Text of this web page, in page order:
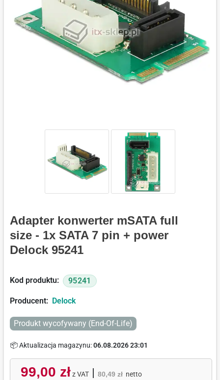
Adapter konwerter mSATA full
size - 1x SATA 7 pin + power
Delock 95241
Kod produktu: 95241
Producent: Delock
Produkt wycofywany (End-Of-Life)
📦 Aktualizacja magazynu:06.08.2026 23:01
99,00 zł z VAT| 80,49 zł netto